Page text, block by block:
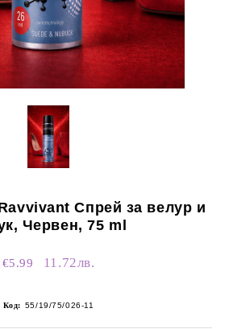
Спрей за велур и
Червен, 75 ml
€5.99 11.72лв.
Код: 55/19/75/026-11